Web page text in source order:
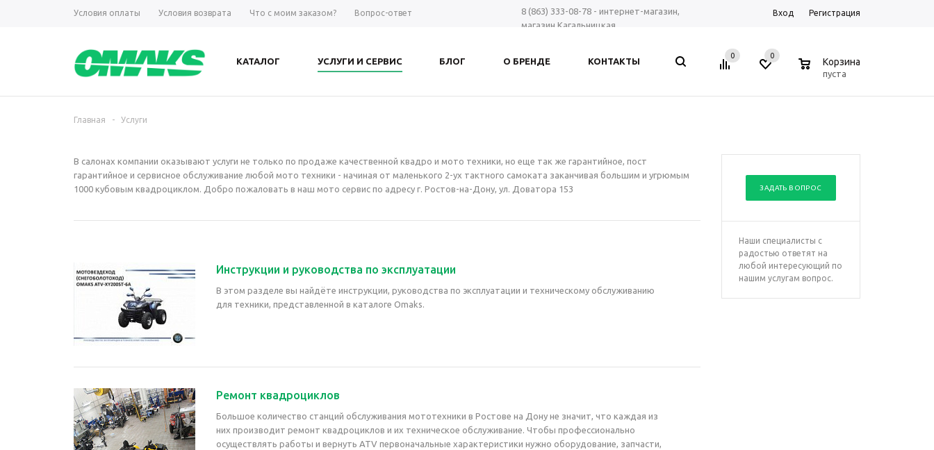
Условия оплаты Условия возврата Что с моим заказом? Вопрос-ответ
8 (863) 333-08-78 - интернет-магазин,
магазин Кагальницкая
+7 961 423-66-00 - MAX, Telegram, WhatsApp
Вход Регистрация
КАТАЛОГ УСЛУГИ И СЕРВИС БЛОГ О БРЕНДЕ КОНТАКТЫ
0 0
Корзина
пуста
Главная - Услуги
ЗАДАТЬ ВОПРОС
Наши специалисты с
радостью ответят на
любой интересующий по
нашим услугам вопрос.
В салонах компании оказывают услуги не только по продаже качественной квадро и мото техники, но еще так же гарантийное, пост
гарантийное и сервисное обслуживание любой мото техники - начиная от маленького 2-ух тактного самоката заканчивая большим и угрюмым
1000 кубовым квадроциклом. Добро пожаловать в наш мото сервис по адресу г. Ростов-на-Дону, ул. Доватора 153
Инструкции и руководства по эксплуатации
В этом разделе вы найдёте инструкции, руководства по эксплуатации и техническому обслуживанию
для техники, представленной в каталоге Omaks.
Ремонт квадроциклов
Большое количество станций обслуживания мототехники в Ростове на Дону не значит, что каждая из
них производит ремонт квадроциклов и их техническое обслуживание. Чтобы профессионально
осуществлять работы и вернуть ATV первоначальные характеристики нужно оборудование, запчасти,